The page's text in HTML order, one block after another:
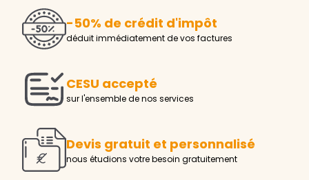
-50% de crédit d'impôt
déduit immédiatement de vos factures
CESU accepté
sur l'ensemble de nos services
Devis gratuit et personnalisé
nous étudions votre besoin gratuitement